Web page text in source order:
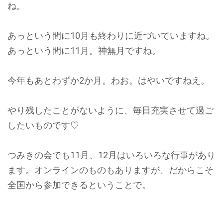
ね。
あっという間に10月も終わりに近づいていますね。
あっという間に11月。神無月ですね。
今年もあとわずか2か月。わお。はやいですねえ。
やり残したことがないように、毎日充実させて過ご
したいものです♡
つみきの会でも11月、12月はいろいろな行事があり
ます。オンラインのものもありますが、だからこそ
全国から参加できるということで。